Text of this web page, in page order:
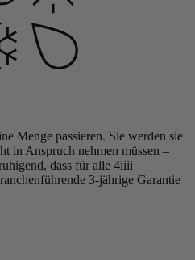
Menge passieren. Sie werden sie
in Anspruch nehmen müssen –
dass für alle 4iiii
3-jährige Garantie